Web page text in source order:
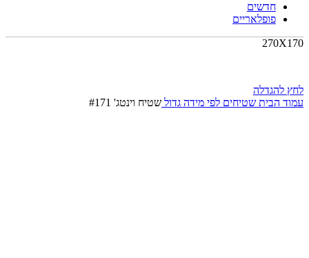
חדשים
פופלאריים
270X170
לחץ להגדלה
עמוד הבית שטיחים לפי מידה גדול שטיח וינטג' #171